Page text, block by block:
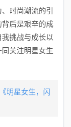
时尚潮流的引
后是艰辛的成
挑战与成长以
关注明星女生
《明星女生，闪